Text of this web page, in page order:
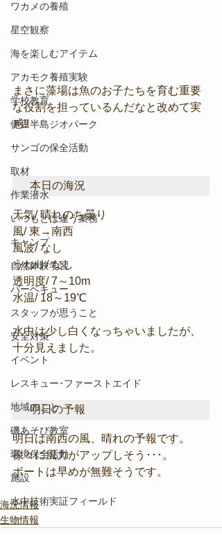
ワカメの養殖
星空観察
海を楽しむアイテム
アカモク養殖実験
学校教育
伊豆半島ジオパーク
サンゴの保全活動
取材
作業潜水
いつもとは違う業務
キャンプ
自然体験学習
バーベキュー
スタッフが思うこと
安全対策
イベント
レスキュー･ファーストエイド
地域のこと
磯あそび教室
環境保全活動
施設
水中技術実証フィールド
まさに藻場は魚のお子たちを育む重要
な役割を担っているんだなと改めて実
感!!
本日の海況
天気/ 晴れのち曇り
風/ 東→南西
風波/ なし
うねり/ なし
透明度/ 7～10m
水温/ 18～19℃
水中は少し白くなっちゃいましたが、
十分見えました。
明日の予報
明日は南西の風、晴れの予報です。
徐々に風力がアップしそう･･･。
ボートは早めが無難そうです。
海況情報
生物情報